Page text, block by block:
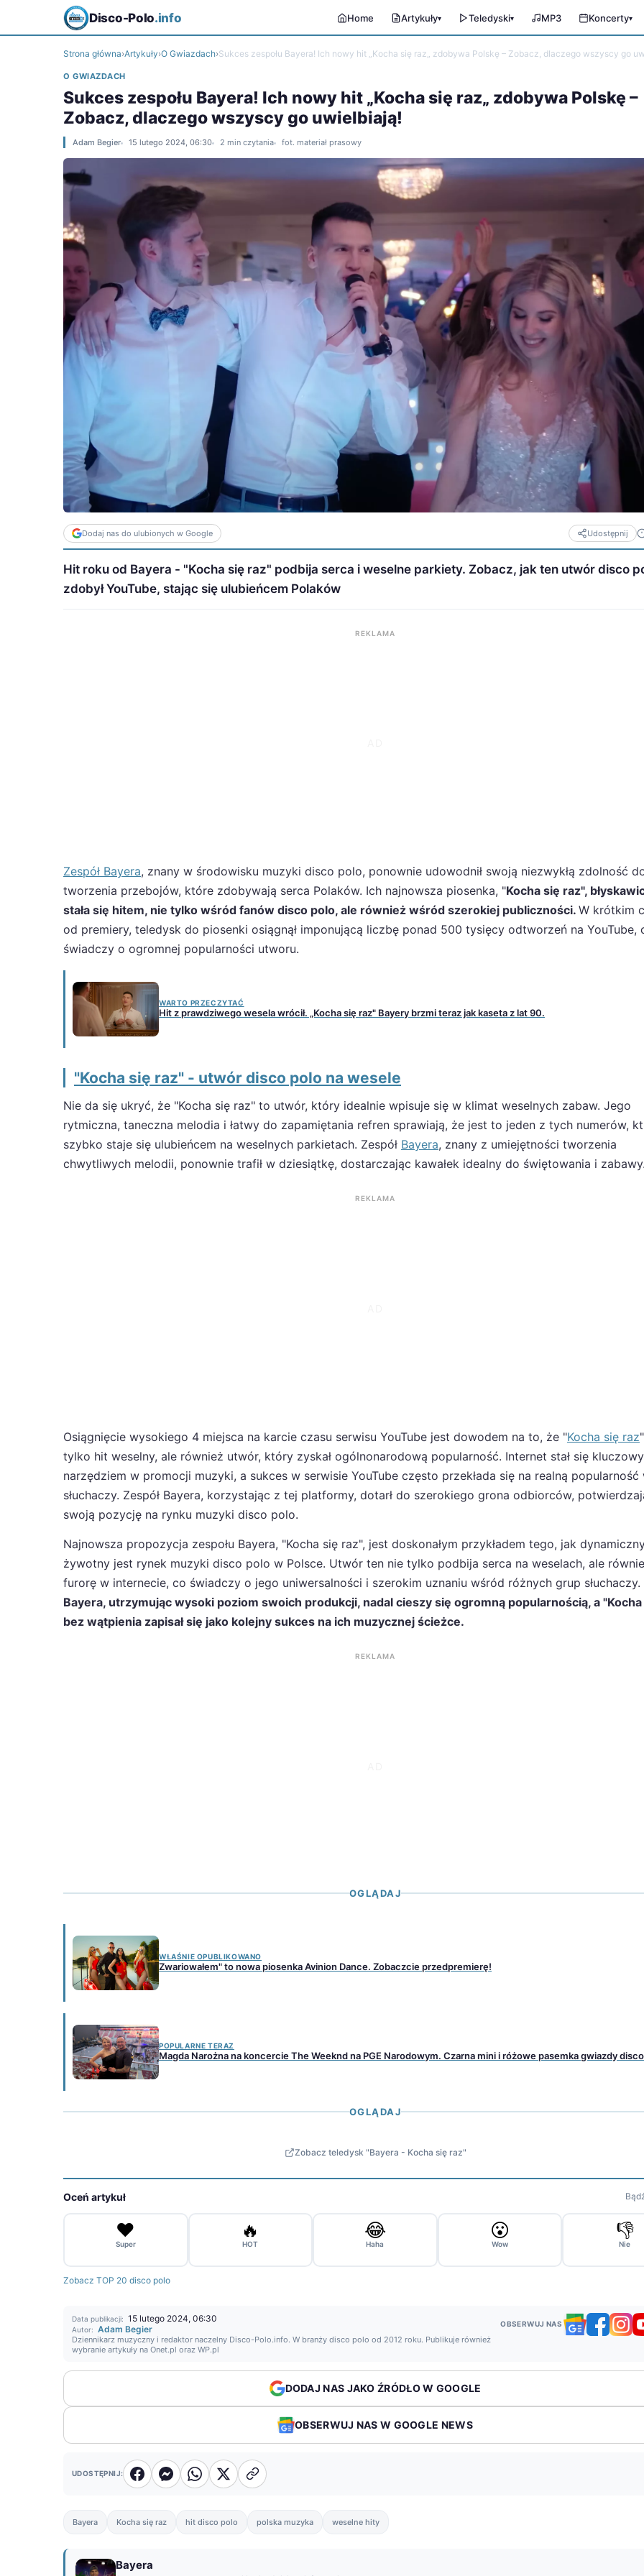
Disco-Polo.info Home Artykuły▾ Teledyski▾ MP3 Koncerty▾
Strona główna›Artykuły›O Gwiazdach›Sukces zespołu Bayera! Ich nowy hit „Kocha się raz„ zdobywa Polskę – Zobacz, dlaczego wszyscy go
O GWIAZDACH
Sukces zespołu Bayera! Ich nowy hit „Kocha się raz„ zdobywa Polskę –
Zobacz, dlaczego wszyscy go uwielbiają!
Adam Begier 15 lutego 2024, 06:30 2 min czytania fot. materiał prasowy
Dodaj nas do ulubionych w Google Udostępnij
Hit roku od Bayera - "Kocha się raz" podbija serca i weselne parkiety. Zobacz, jak ten utwór disco
zdobył YouTube, stając się ulubieńcem Polaków
REKLAMA
Zespół Bayera, znany w środowisku muzyki disco polo, ponownie udowodnił swoją niezwykłą zdolność
tworzenia przebojów, które zdobywają serca Polaków. Ich najnowsza piosenka, "Kocha się raz",
stała się hitem, nie tylko wśród fanów disco polo, ale również wśród szerokiej publiczności. W krótkim
od premiery, teledysk do piosenki osiągnął imponującą liczbę ponad 500 tysięcy odtworzeń na YouTube,
świadczy o ogromnej popularności utworu.
WARTO PRZECZYTAĆ
Hit z prawdziwego wesela wrócił. „Kocha się raz" Bayery brzmi teraz jak kaseta z lat 90.
"Kocha się raz" - utwór disco polo na wesele
Nie da się ukryć, że "Kocha się raz" to utwór, który idealnie wpisuje się w klimat weselnych zabaw. Jego
rytmiczna, taneczna melodia i łatwy do zapamiętania refren sprawiają, że jest to jeden z tych numerów,
szybko staje się ulubieńcem na weselnych parkietach. Zespół Bayera, znany z umiejętności tworzenia
chwytliwych melodii, ponownie trafił w dziesiątkę, dostarczając kawałek idealny do świętowania i zabawy.
REKLAMA
Osiągnięcie wysokiego 4 miejsca na karcie czasu serwisu YouTube jest dowodem na to, że "Kocha się raz
tylko hit weselny, ale również utwór, który zyskał ogólnonarodową popularność. Internet stał się
narzędziem w promocji muzyki, a sukces w serwisie YouTube często przekłada się na realną popularność
słuchaczy. Zespół Bayera, korzystając z tej platformy, dotarł do szerokiego grona odbiorców,
swoją pozycję na rynku muzyki disco polo.
Najnowsza propozycja zespołu Bayera, "Kocha się raz", jest doskonałym przykładem tego, jak
żywotny jest rynek muzyki disco polo w Polsce. Utwór ten nie tylko podbija serca na weselach, ale
furorę w internecie, co świadczy o jego uniwersalności i szerokim uznaniu wśród różnych grup słuchaczy.
Bayera, utrzymując wysoki poziom swoich produkcji, nadal cieszy się ogromną popularnością, a
bez wątpienia zapisał się jako kolejny sukces na ich muzycznej ścieżce.
REKLAMA
OGLĄDAJ
WŁAŚNIE OPUBLIKOWANO
Zwariowałem" to nowa piosenka Avinion Dance. Zobaczcie przedpremierę!
POPULARNE TERAZ
Magda Narożna na koncercie The Weeknd na PGE Narodowym. Czarna mini i różowe pasemka gwiazdy
OGLĄDAJ
Zobacz teledysk "Bayera - Kocha się raz"
Oceń artykuł
❤️
Super
🔥
HOT
😂
Haha
😮
Wow
👎
Nie
Zobacz TOP 20 disco polo
Data publikacji: 15 lutego 2024, 06:30
Autor: Adam Begier
Dziennikarz muzyczny i redaktor naczelny Disco-Polo.info. W branży disco polo od 2012 roku. Publikuje również
wybranie artykuły na Onet.pl oraz WP.pl
OBSERWUJ NAS
DODAJ NAS JAKO ŹRÓDŁO W GOOGLE
OBSERWUJ NAS W GOOGLE NEWS
UDOSTĘPNIJ:
Bayera Kocha się raz hit disco polo polska muzyka weselne hity
Bayera